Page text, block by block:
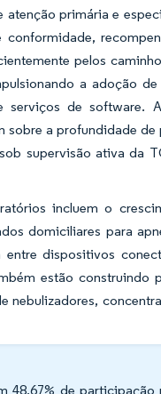
primária e
pelos
a adoção
de software.
a profundidade
supervisão ativa da
incluem o
domiciliares para
dispositivos
estão construindo
nebulizadores,
de participação